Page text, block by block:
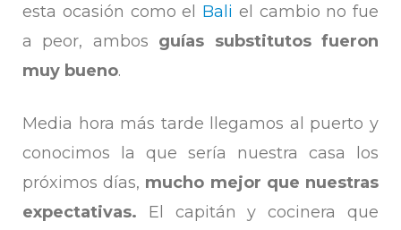
esta ocasión como el Bali el cambio no fue
a peor, ambos guías substitutos fueron
muy bueno.
Media hora más tarde llegamos al puerto y
conocimos la que sería nuestra casa los
próximos días, mucho mejor que nuestras
expectativas. El capitán y cocinera que